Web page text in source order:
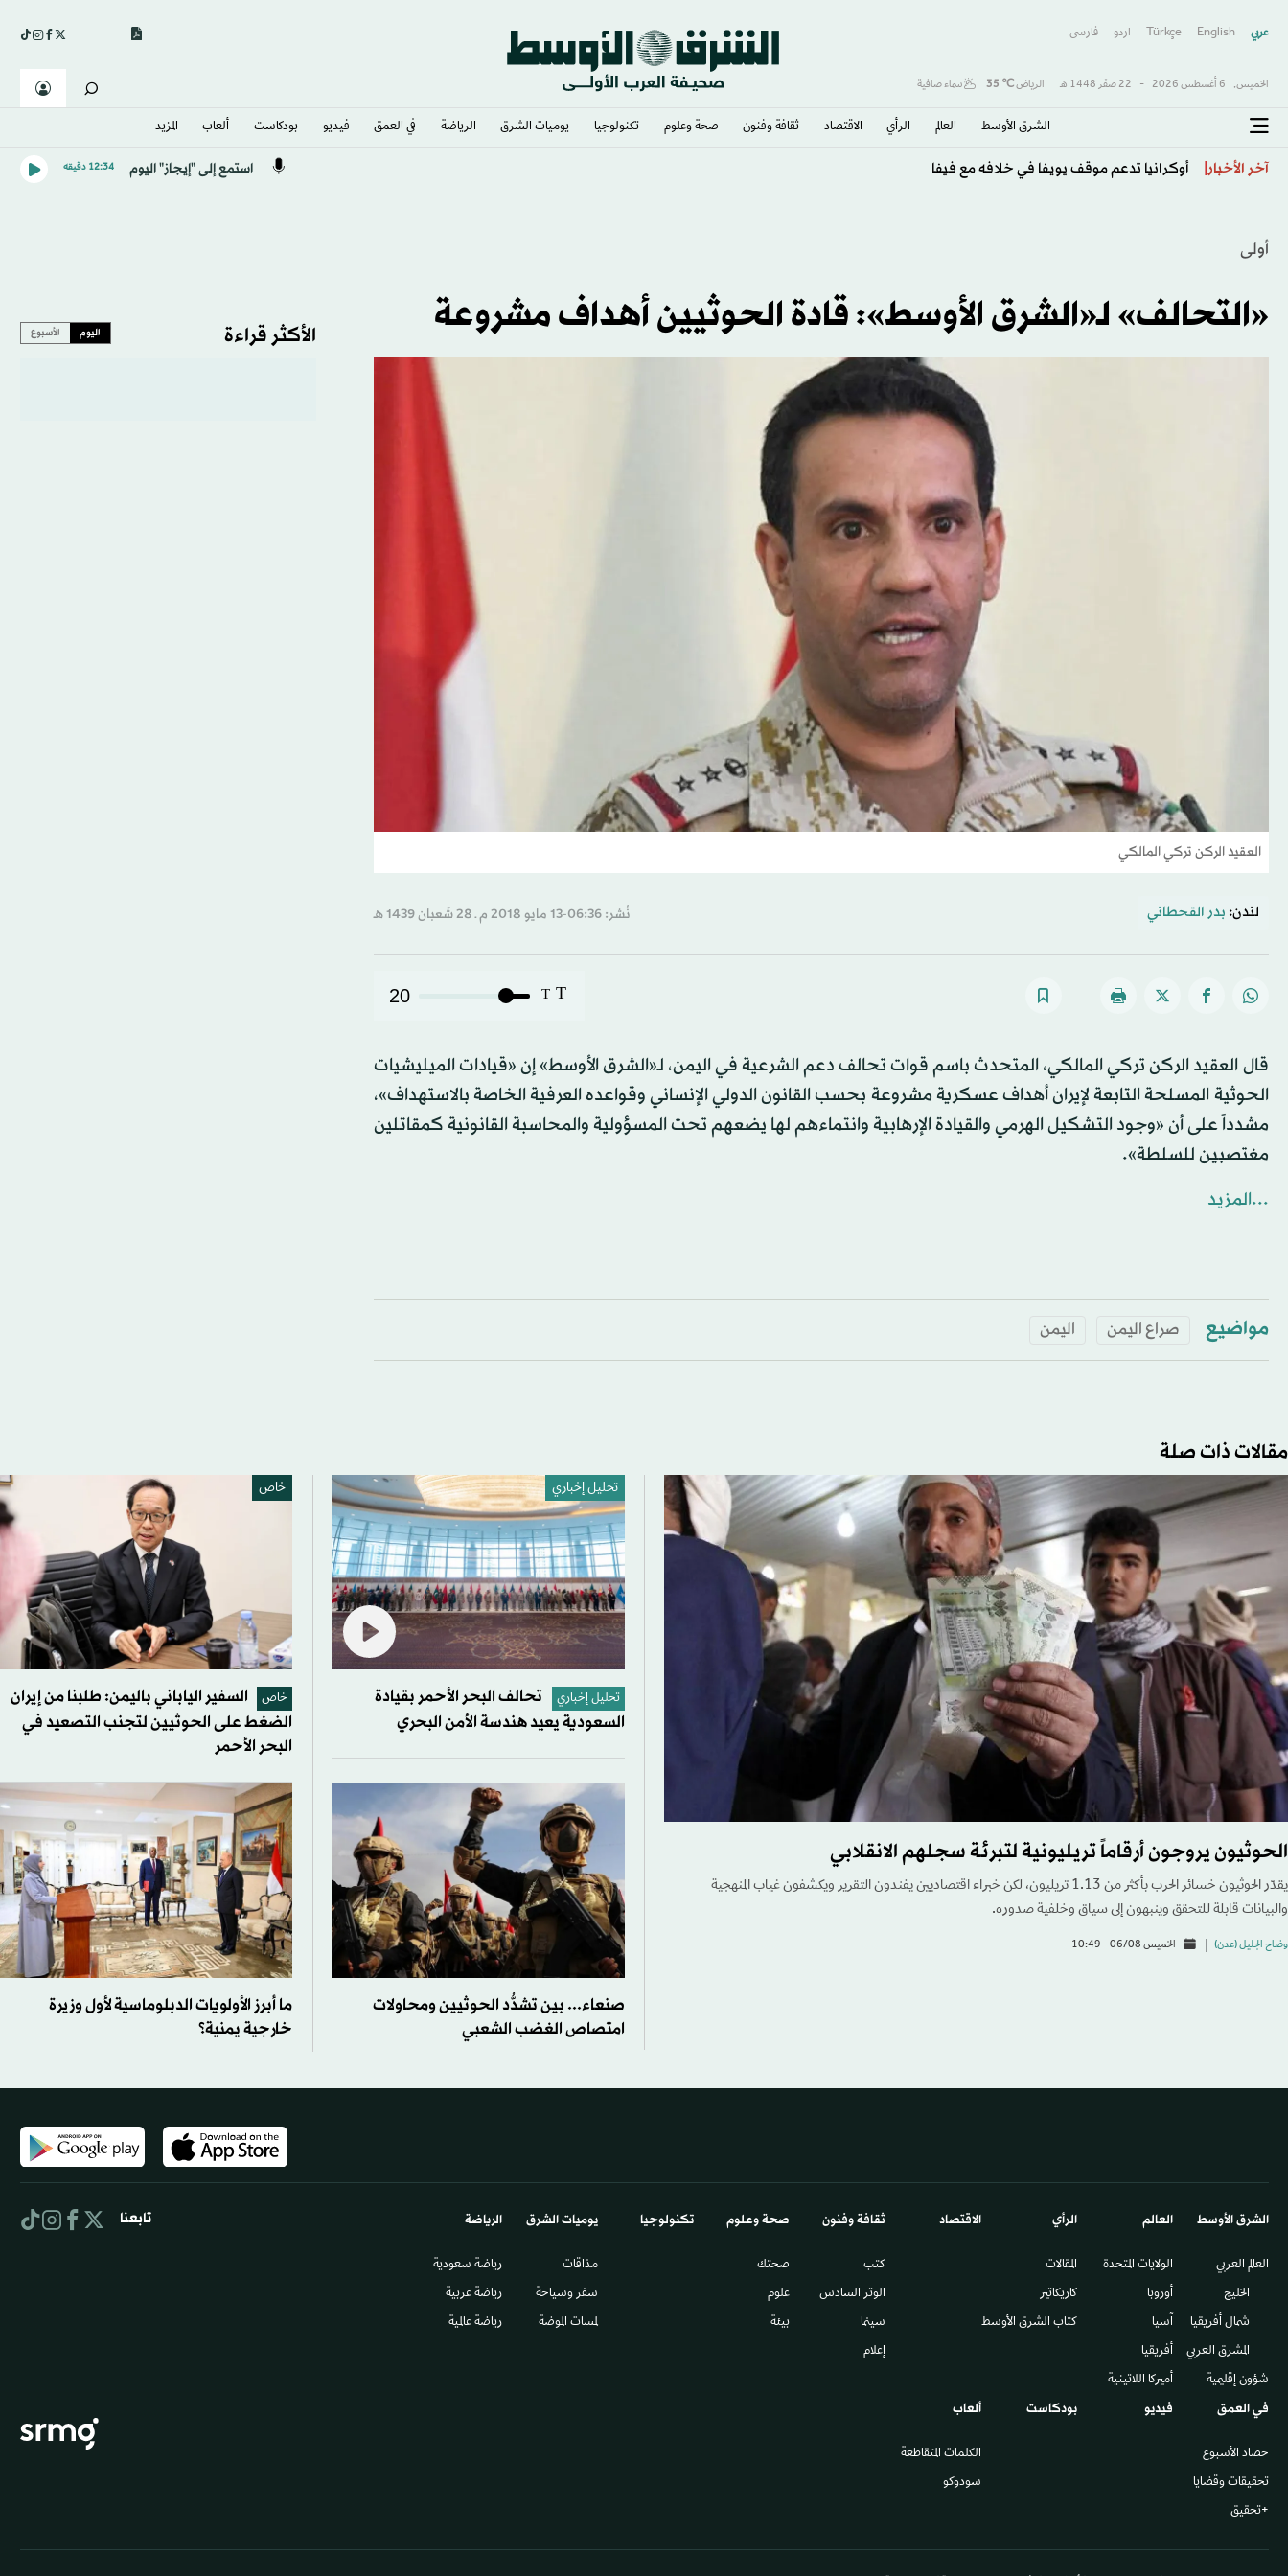
عربي English
Türkçe اردو فارسى
الخميس, 6 أغسطس 2026 - 22 صفَر 1448 هـ الرياض℃
35 سماء صافية
الشرق الأوسط​ العالم الرأي الاقتصاد ثقافة وفنون صحة وعلوم تكنولوجيا يوميات الشرق​ الرياضة في العمق فيديو بودكاست ألعاب المزيد
آخر الأخبار أوكرانيا تدعم موقف يويفا في خلافه مع فيفا استمع إلى "إيجاز" اليوم 12:34 دقيقه
أولى
«التحالف» لـ«الشرق الأوسط»: قادة الحوثيين أهداف مشروعة
العقيد الركن تركي المالكي
لندن: بدر القحطاني نُشر: 06:36-13 مايو 2018 م ـ 28 شَعبان 1439 هـ
T
T
20
قال العقيد الركن تركي المالكي، المتحدث باسم قوات تحالف دعم الشرعية في اليمن، لـ«الشرق الأوسط» إن «قيادات الميليشيات
الحوثية المسلحة التابعة لإيران أهداف عسكرية مشروعة بحسب القانون الدولي الإنساني وقواعده العرفية الخاصة بالاستهداف»،
مشدداً على أن «وجود التشكيل الهرمي والقيادة الإرهابية وانتماءهم لها يضعهم تحت المسؤولية والمحاسبة القانونية كمقاتلين
مغتصبين للسلطة».
...المزيد
مواضيع صراع اليمن اليمن
الأكثر قراءة اليوم الأسبوع
مقالات ذات صلة
الحوثيون يروجون أرقاماً تريليونية لتبرئة سجلهم الانقلابي
يقدّر الحوثيون خسائر الحرب بأكثر من 1.13 تريليون، لكن خبراء اقتصاديين يفندون التقرير ويكشفون غياب المنهجية
والبيانات قابلة للتحقق وينبهون إلى سياق وخلفية صدوره.
وضاح الجليل (عدن) الخميس 06/08 - 10:49
تحليل إخباري
تحليل إخباري
تحالف البحر الأحمر بقيادة
السعودية يعيد هندسة الأمن البحري
خاص
خاص
السفير الياباني باليمن: طلبنا من إيران
الضغط على الحوثيين لتجنب التصعيد في
البحر الأحمر
صنعاء... بين تشدُّد الحوثيين ومحاولات
امتصاص الغضب الشعبي
ما أبرز الأولويات الدبلوماسية لأول وزيرة
خارجية يمنية؟
الشرق الأوسط​
العالم العربي
الخليج
شمال أفريقيا
المشرق العربي
شؤون إقليمية
العالم
الولايات المتحدة
أوروبا
آسيا
أفريقيا
أميركا اللاتينية
الرأي
المقالات
كاريكاتير
كتاب الشرق الأوسط
الاقتصاد ثقافة وفنون
كتب
الوتر السادس​
سينما
إعلام
صحة وعلوم
صحتك
علوم
بيئة
تكنولوجيا يوميات الشرق​
مذاقات
سفر وسياحة
لمسات الموضة
الرياضة
رياضة سعودية
رياضة عربية
رياضة عالمية
في العمق
حصاد الأسبوع
تحقيقات وقضايا
+تحقيق
فيديو بودكاست ألعاب
الكلمات المتقاطعة
سودوكو
تابعنا